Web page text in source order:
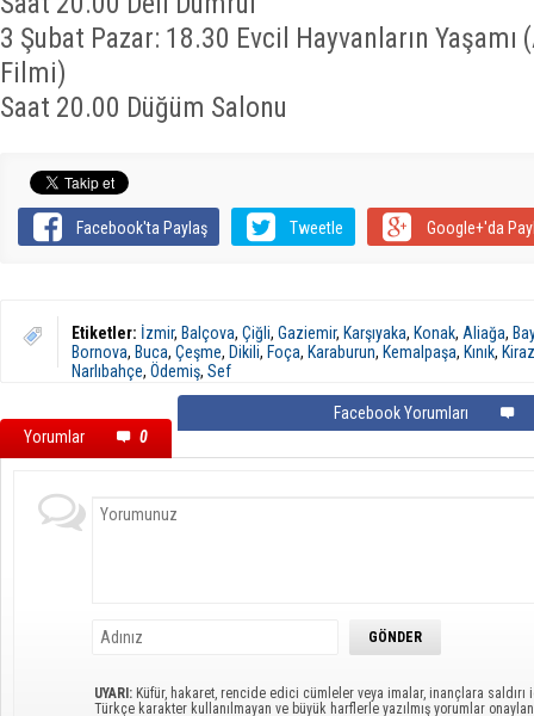
3 Şubat Pazar: 18.30 Evcil Hayvanların
Filmi)
Saat 20.00 Düğüm Salonu
Facebook'ta Paylaş Tweetle Google+'da
Etiketler: İzmir, Balçova, Çiğli, Gaziemir, Karşıyaka, Konak, Aliağa,
Bornova, Buca, Çeşme, Dikili, Foça, Karaburun, Kemalpaşa, Kınık, Kiraz
Narlıbahçe, Ödemiş, Sef
Yorumlar 0
Facebook Yorumları
UYARI: Küfür, hakaret, rencide edici cümleler veya imalar, inançlara saldırı
Türkçe karakter kullanılmayan ve büyük harflerle yazılmış yorumlar